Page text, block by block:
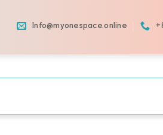
Info@myonespace.online